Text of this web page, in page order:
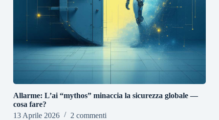
Allarme: L’ai “mythos” minaccia la sicurezza globale —
cosa fare?
13 Aprile 2026
2 commenti